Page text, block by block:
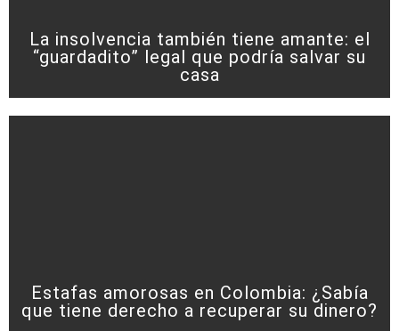
La insolvencia también tiene amante: el
“guardadito” legal que podría salvar su
casa
Estafas amorosas en Colombia: ¿Sabía
que tiene derecho a recuperar su dinero?